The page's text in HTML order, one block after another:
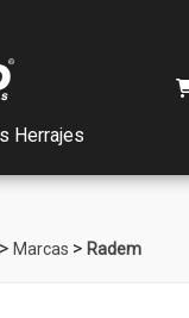
Herrajes
> Marcas > Radem